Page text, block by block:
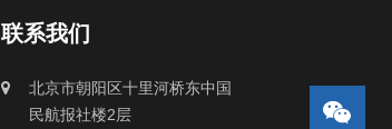
联系我们
北京市朝阳区十里河桥东中国
民航报社楼2层